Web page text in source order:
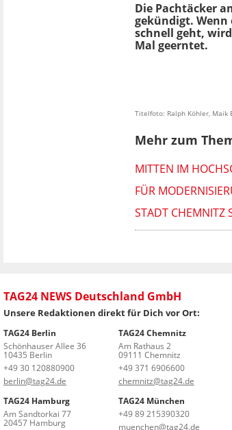
Die Pachtäcker
gekündigt. Wenn
schnell geht,
Mal geerntet.
Titelfoto: Ralph Köhler, Maik
Mehr zum
MITTEN IM
FÜR
STADT CHEMNITZ
TAG24 NEWS Deutschland GmbH
Unsere Redaktionen direkt für Dich vor Ort:
TAG24 Berlin
Schönhauser Allee 36
10435 Berlin
+49 30 120880900
berlin@tag24.de
TAG24 Chemnitz
Am Rathaus 2
09111 Chemnitz
+49 371 6906600
chemnitz@tag24.de
TAG24 Hamburg
Am Sandtorkai 77
20457 Hamburg
TAG24 München
+49 89 215390320
muenchen@tag24.de